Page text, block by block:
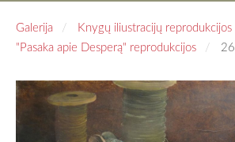
Galerija
Knygų iliustracijų reprodukcijos
"Pasaka apie Desperą" reprodukcijos
26